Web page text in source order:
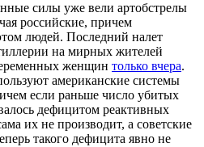
силы уже вели артобстрелы
российские, причем
людей. Последний налет
на мирных жителей
женщин только вчера.
американские системы
если раньше число убитых
дефицитом реактивных
их не производит, а советские
такого дефицита явно не